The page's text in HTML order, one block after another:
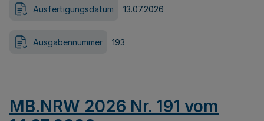
Ausfertigungsdatum 13.07.2026
Ausgabennummer 193
MB.NRW 2026 Nr. 191 vom